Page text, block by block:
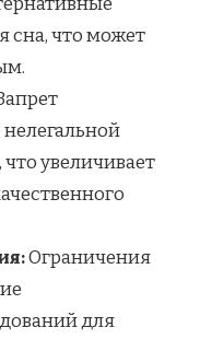
сна, что может
увеличивает
Ограничения
для